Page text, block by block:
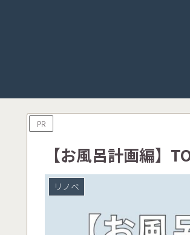
PR
【お風呂計画編】
リノベ